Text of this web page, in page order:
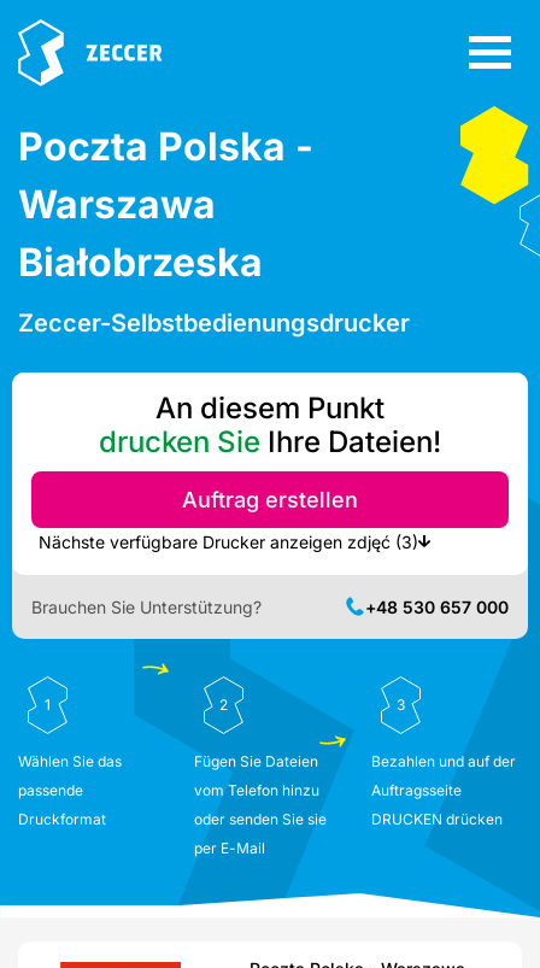
Poczta Polska -
Warszawa
Białobrzeska
Zeccer-Selbstbedienungsdrucker
An diesem Punkt
drucken Sie Ihre Dateien!
Auftrag erstellen
Nächste verfügbare Drucker anzeigen zdjęć (3)
Brauchen Sie Unterstützung? +48 530 657 000
1
Wählen Sie das
passende
Druckformat
2
Fügen Sie Dateien
vom Telefon hinzu
oder senden Sie sie
per E-Mail
3
Bezahlen und auf der
Auftragsseite
DRUCKEN drücken